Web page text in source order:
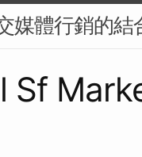
媒體行銷的
Sf